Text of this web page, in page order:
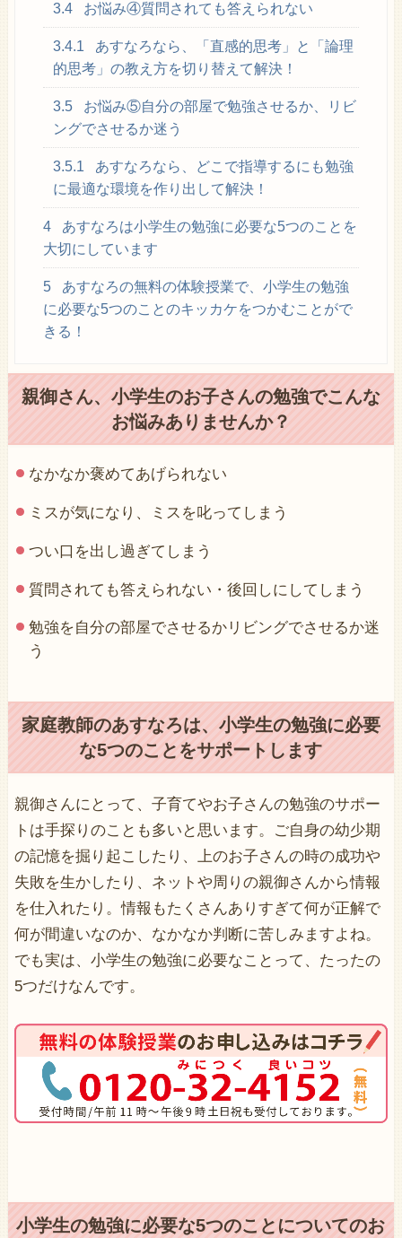
3.4 お悩み④質問されても答えられない
3.4.1
あすなろなら、「直感的思考」と「論理
的思考」の教え方を切り替えて解決！
3.5
お悩み⑤自分の部屋で勉強させるか、リビ
ングでさせるか迷う
3.5.1
あすなろなら、どこで指導するにも勉強
に最適な環境を作り出して解決！
4
あすなろは小学生の勉強に必要な5つのことを
大切にしています
5
あすなろの無料の体験授業で、小学生の勉強
に必要な5つのことのキッカケをつかむことがで
きる！
親御さん、小学生のお子さんの勉強でこんな
お悩みありませんか？
なかなか褒めてあげられない
ミスが気になり、ミスを叱ってしまう
つい口を出し過ぎてしまう
質問されても答えられない・後回しにしてしまう
勉強を自分の部屋でさせるかリビングでさせるか迷
う
家庭教師のあすなろは、小学生の勉強に必要
な5つのことをサポートします
親御さんにとって、子育てやお子さんの勉強のサポー
トは手探りのことも多いと思います。ご自身の幼少期
の記憶を掘り起こしたり、上のお子さんの時の成功や
失敗を生かしたり、ネットや周りの親御さんから情報
を仕入れたり。情報もたくさんありすぎて何が正解で
何が間違いなのか、なかなか判断に苦しみますよね。
でも実は、小学生の勉強に必要なことって、たったの
5つだけなんです。
小学生の勉強に必要な5つのことについてのお